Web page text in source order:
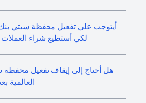
أيتوجب علي تفعيل محفظة سيتي بنك
لكي أستطيع شراء العملات
هل أحتاج إلى إيقاف تفعيل محفظة
العالمية